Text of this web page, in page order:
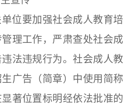
要加强社会成人教育培
理工作，严肃查处社会成
法违规行为。社会成人教
广告（简章）中使用简称
著位置标明经依法批准的